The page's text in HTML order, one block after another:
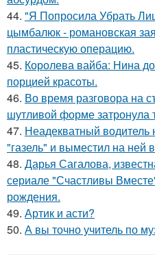
44. "Я Попросила Убрать
цымбалюк - романовская
пластическую операцию.
45. Королева вайба: Нина
порцией красоты.
46. Во время разговора на
шутливой форме затронула
47. Неадекватный водитель
"газель" и выместил на ней
48. Дарья Сагалова,
сериале "Счастливы
рождения.
49. Артик и асти?
50. А вы точно учитель по